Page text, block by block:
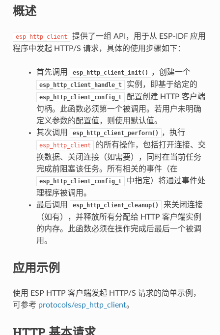
概述
esp_http_client
提供了一组 API，用于从 ESP-IDF 应用
程序中发起 HTTP/S 请求，具体的使用步骤如下：
首先调用 esp_http_client_init() ，创建一个
esp_http_client_handle_t 实例，即基于给定的
esp_http_client_config_t
配置创建 HTTP 客户端
句柄。此函数必须第一个被调用。若用户未明确
定义参数的配置值，则使用默认值。
其次调用
esp_http_client_perform() ，执行
esp_http_client
的所有操作，包括打开连接、交
换数据、关闭连接（如需要），同时在当前任务
完成前阻塞该任务。所有相关的事件（在
esp_http_client_config_t
中指定）将通过事件处
理程序被调用。
最后调用
esp_http_client_cleanup()
来关闭连接
（如有），并释放所有分配给 HTTP 客户端实例
的内存。此函数必须在操作完成后最后一个被调
用。
应用示例
使用 ESP HTTP 客户端发起 HTTP/S 请求的简单示例，
可参考 protocols/esp_http_client。